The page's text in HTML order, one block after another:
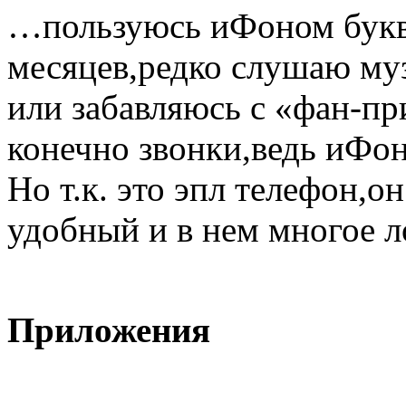
…пользуюсь иФоном
месяцев,редко слушаю
или забавляюсь с «фан-
конечно звонки,ведь
Но т.к. это эпл
удобный и в нем многое
Приложения